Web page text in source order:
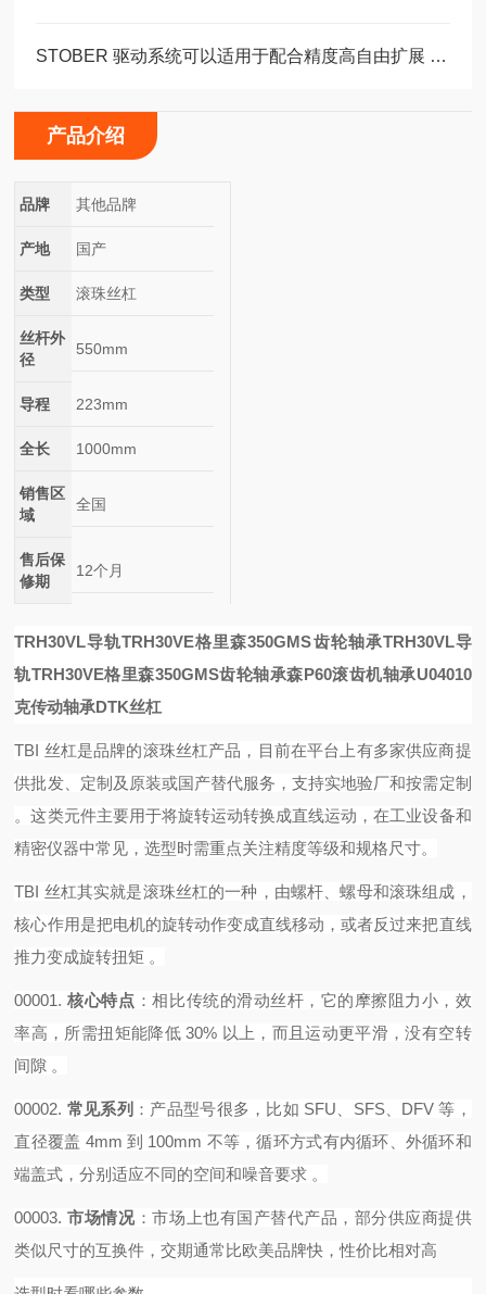
STOBER 驱动系统可以适用于配合精度高自由扩展 – 方案。 ‍
产品介绍
品牌 其他品牌
产地 国产
类型 滚珠丝杠
丝杆外
径
550mm
导程 223mm
全长 1000mm
销售区
域
全国
售后保
修期
12个月
TRH30VL导轨TRH30VE格里森350GMS齿轮轴承TRH30VL导
轨TRH30VE格里森350GMS齿轮轴承森P60滚齿机轴承U04010
克传动轴承DTK丝杠
TBI 丝杠是品牌的滚珠丝杠产品，目前在平台上有多家供应商提
供批发、定制及原装或国产替代服务，支持实地验厂和按需定制
。这类元件主要用于将旋转运动转换成直线运动，在工业设备和
精密仪器中常见，选型时需重点关注精度等级和规格尺寸。
TBI 丝杠其实就是滚珠丝杠的一种，由螺杆、螺母和滚珠组成，
核心作用是把电机的旋转动作变成直线移动，或者反过来把直线
推力变成旋转扭矩 。‌‌‌
00001. 核心特点 ‌：相比传统的滑动丝杆，它的摩擦阻力小，效
率高，所需扭矩能降低 30% 以上，而且运动更平滑，没有空转
间隙 。
00002. 常见系列 ‌：产品型号很多，比如 SFU、SFS、DFV 等，
直径覆盖 4mm 到 100mm 不等，循环方式有内循环、外循环和
端盖式，分别适应不同的空间和噪音要求 。
00003. 市场情况 ‌：市场上也有国产替代产品，部分供应商提供
类似尺寸的互换件，交期通常比欧美品牌快，性价比相对高